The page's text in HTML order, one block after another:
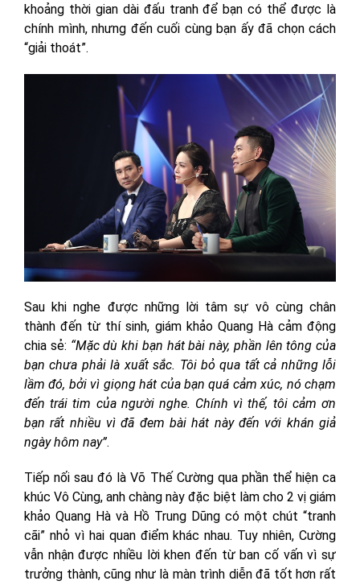
khoảng thời gian dài đấu tranh để bạn có thể được là
chính mình, nhưng đến cuối cùng bạn ấy đã chọn cách
“giải thoát”.
Sau khi nghe được những lời tâm sự vô cùng chân
thành đến từ thí sinh, giám khảo Quang Hà cảm động
chia sẻ: “Mặc dù khi bạn hát bài này, phần lên tông của
bạn chưa phải là xuất sắc. Tôi bỏ qua tất cả những lỗi
lầm đó, bởi vì giọng hát của bạn quá cảm xúc, nó chạm
đến trái tim của người nghe. Chính vì thế, tôi cảm ơn
bạn rất nhiều vì đã đem bài hát này đến với khán giả
ngày hôm nay”.
Tiếp nối sau đó là Võ Thế Cường qua phần thể hiện ca
khúc Vô Cùng, anh chàng này đặc biệt làm cho 2 vị giám
khảo Quang Hà và Hồ Trung Dũng có một chút “tranh
cãi” nhỏ vì hai quan điểm khác nhau. Tuy nhiên, Cường
vẫn nhận được nhiều lời khen đến từ ban cố vấn vì sự
trưởng thành, cũng như là màn trình diễn đã tốt hơn rất